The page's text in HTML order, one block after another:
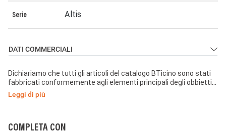
Serie Altis
DATI COMMERCIALI
Dichiariamo che tutti gli articoli del catalogo BTicino sono stati
fabbricati conformemente agli elementi principali degli obbiettivi
di sicurezza della Direttiva Europea Bassa Tensione:
2014/35/UE: 26 Febbraio 2014 e dove richiesto, anche
2014/30/UE: 26 Febbraio 2014, e/o dove richiesto anche
Leggi di più
COMPLETA CON